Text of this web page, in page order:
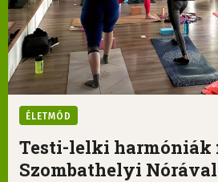
ÉLETMÓD
Testi-lelki harmóniák
Szombathelyi Nórával